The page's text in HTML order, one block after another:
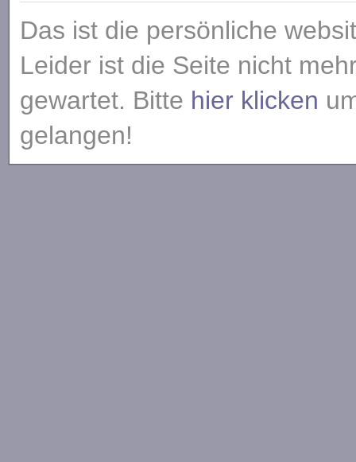
Das ist die persönliche
Leider ist die Seite nicht
gewartet. Bitte hier klicken
gelangen!